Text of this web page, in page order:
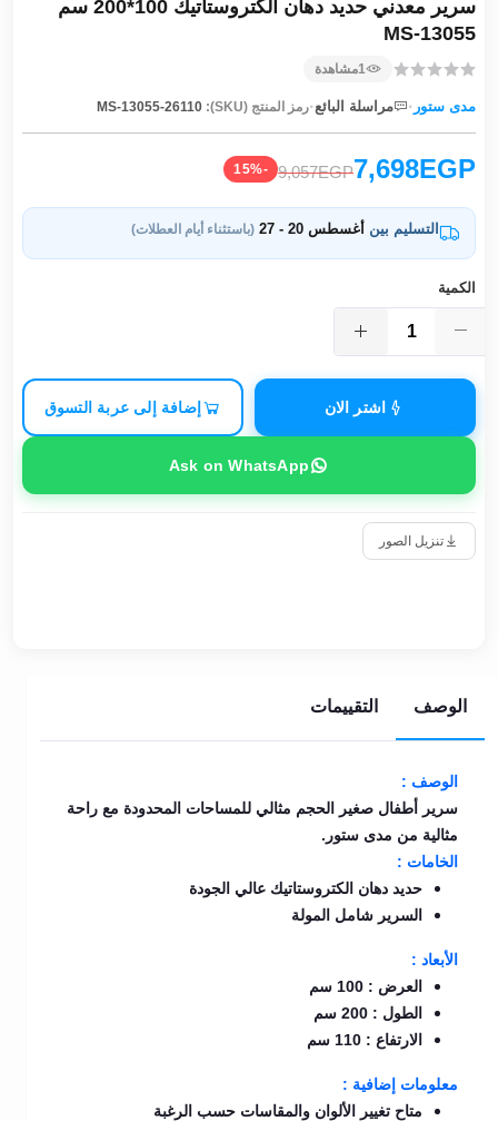
سرير معدني حديد دهان الكتروستاتيك 100*200 سم
MS-13055
1مشاهدة
مدى ستور · مراسلة البائع·رمز المنتج (SKU): MS-13055-26110
7,698EGP
9,057EGP
-15%
التسليم بين أغسطس 20 - 27 (باستثناء أيام العطلات)
الكمية
اشتر الان إضافة إلى عربة التسوق
Ask on WhatsApp
تنزيل الصور
الوصف التقييمات
الوصف :
سرير أطفال صغير الحجم مثالي للمساحات المحدودة مع راحة
مثالية من مدى ستور.
الخامات :
حديد دهان الكتروستاتيك عالي الجودة
السرير شامل المولة
الأبعاد :
العرض : 100 سم
الطول : 200 سم
الارتفاع : 110 سم
معلومات إضافية :
متاح تغيير الألوان والمقاسات حسب الرغبة